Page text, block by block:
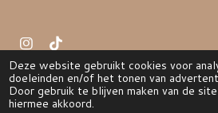
Deze website gebruikt cookies voor
doeleinden en/of het tonen van
Door gebruik te blijven maken van de
hiermee akkoord.
I
n
s
t
a
T
i
k
T
o
© 2022 LITTLE ONE BK